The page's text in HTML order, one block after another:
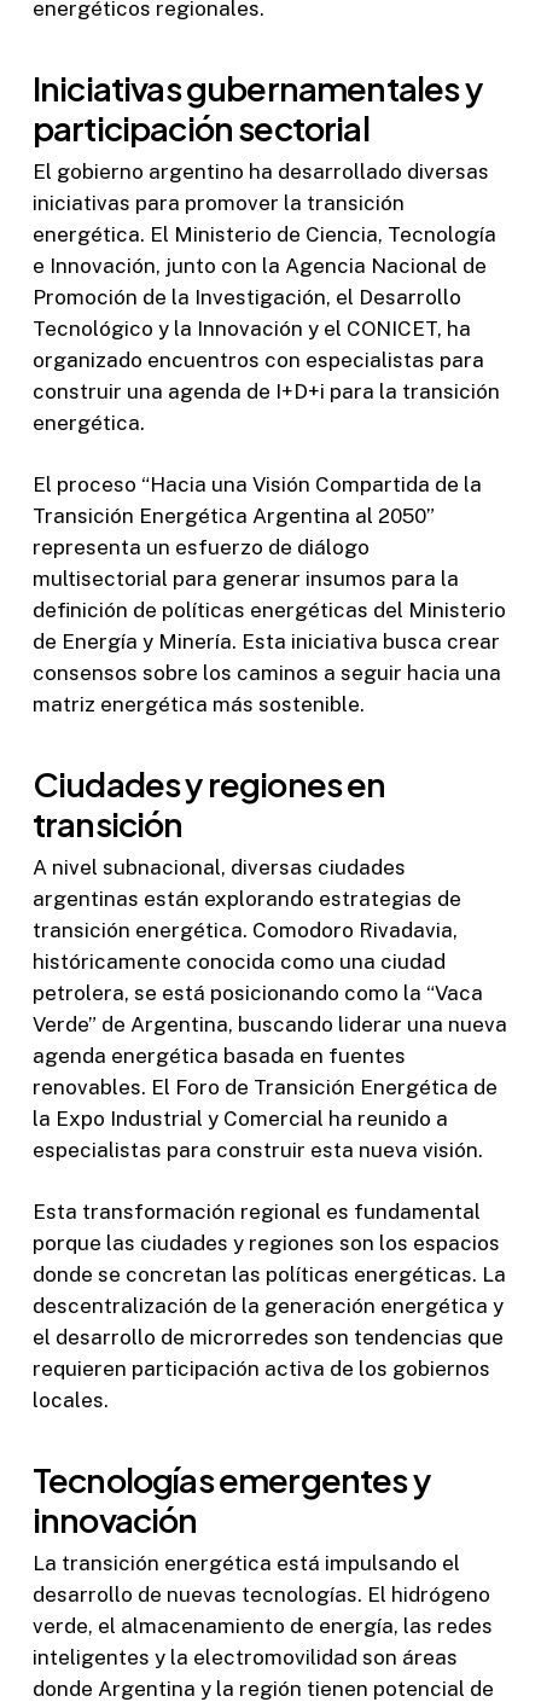
energéticos regionales.
Iniciativas gubernamentales y
participación sectorial
El gobierno argentino ha desarrollado diversas
iniciativas para promover la transición
energética. El Ministerio de Ciencia, Tecnología
e Innovación, junto con la Agencia Nacional de
Promoción de la Investigación, el Desarrollo
Tecnológico y la Innovación y el CONICET, ha
organizado encuentros con especialistas para
construir una agenda de I+D+i para la transición
energética.
El proceso “Hacia una Visión Compartida de la
Transición Energética Argentina al 2050”
representa un esfuerzo de diálogo
multisectorial para generar insumos para la
definición de políticas energéticas del Ministerio
de Energía y Minería. Esta iniciativa busca crear
consensos sobre los caminos a seguir hacia una
matriz energética más sostenible.
Ciudades y regiones en
transición
A nivel subnacional, diversas ciudades
argentinas están explorando estrategias de
transición energética. Comodoro Rivadavia,
históricamente conocida como una ciudad
petrolera, se está posicionando como la “Vaca
Verde” de Argentina, buscando liderar una nueva
agenda energética basada en fuentes
renovables. El Foro de Transición Energética de
la Expo Industrial y Comercial ha reunido a
especialistas para construir esta nueva visión.
Esta transformación regional es fundamental
porque las ciudades y regiones son los espacios
donde se concretan las políticas energéticas. La
descentralización de la generación energética y
el desarrollo de microrredes son tendencias que
requieren participación activa de los gobiernos
locales.
Tecnologías emergentes y
innovación
La transición energética está impulsando el
desarrollo de nuevas tecnologías. El hidrógeno
verde, el almacenamiento de energía, las redes
inteligentes y la electromovilidad son áreas
donde Argentina y la región tienen potencial de